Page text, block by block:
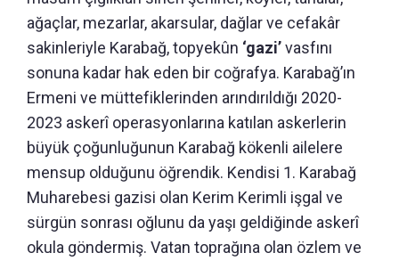
ağaçlar, mezarlar, akarsular, dağlar ve cefakâr
sakinleriyle Karabağ, topyekûn ‘gazi’vasfını
sonuna kadar hak eden bir coğrafya. Karabağ’ın
Ermeni ve müttefiklerinden arındırıldığı 2020-
2023 askerî operasyonlarına katılan askerlerin
büyük çoğunluğunun Karabağ kökenli ailelere
mensup olduğunu öğrendik. Kendisi 1. Karabağ
Muharebesi gazisi olan Kerim Kerimli işgal ve
sürgün sonrası oğlunu da yaşı geldiğinde askerî
okula göndermiş. Vatan toprağına olan özlem ve